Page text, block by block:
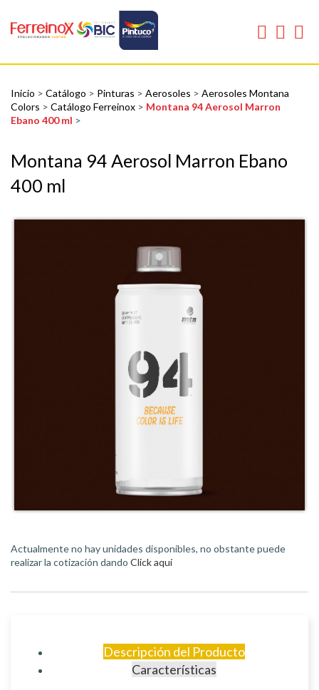
Inicio > Catálogo > Pinturas > Aerosoles > Aerosoles Montana
Colors > Catálogo Ferreinox > Montana 94 Aerosol Marron
Ebano 400 ml >
Montana 94 Aerosol Marron Ebano
400 ml
Actualmente no hay unidades disponibles, no obstante puede
realizar la cotización dando Click aquí
Descripción del Producto
Características